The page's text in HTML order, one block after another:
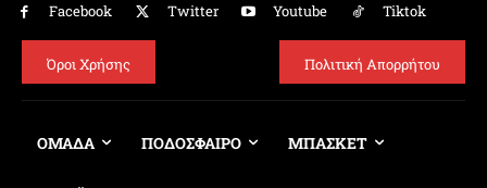
Facebook Twitter Youtube Tiktok
Όροι Χρήσης Πολιτική Απορρήτου
ΟΜΑΔΑ ΠΟΔΟΣΦΑΙΡΟ ΜΠΑΣΚΕΤ